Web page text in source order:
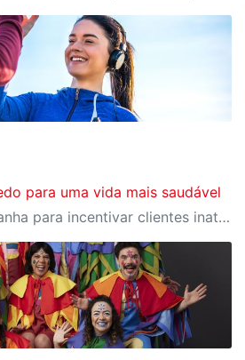
para uma vida mais saudável
SESI-SP lança campanha para incentivar clientes inativos a retomarem a prática de atividades físicas, esporte e lazer com benefícios exclusivos